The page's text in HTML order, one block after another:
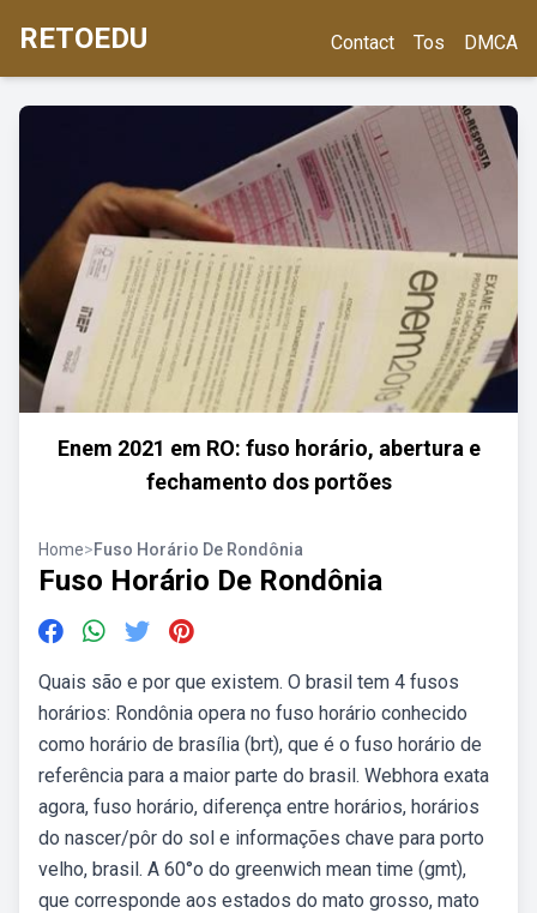
RETOEDU Contact Tos DMCA
Enem 2021 em RO: fuso horário, abertura e
fechamento dos portões
Home>Fuso Horário De Rondônia
Fuso Horário De Rondônia
Quais são e por que existem. O brasil tem 4 fusos
horários: Rondônia opera no fuso horário conhecido
como horário de brasília (brt), que é o fuso horário de
referência para a maior parte do brasil. Webhora exata
agora, fuso horário, diferença entre horários, horários
do nascer/pôr do sol e informações chave para porto
velho, brasil. A 60°o do greenwich mean time (gmt),
que corresponde aos estados do mato grosso, mato